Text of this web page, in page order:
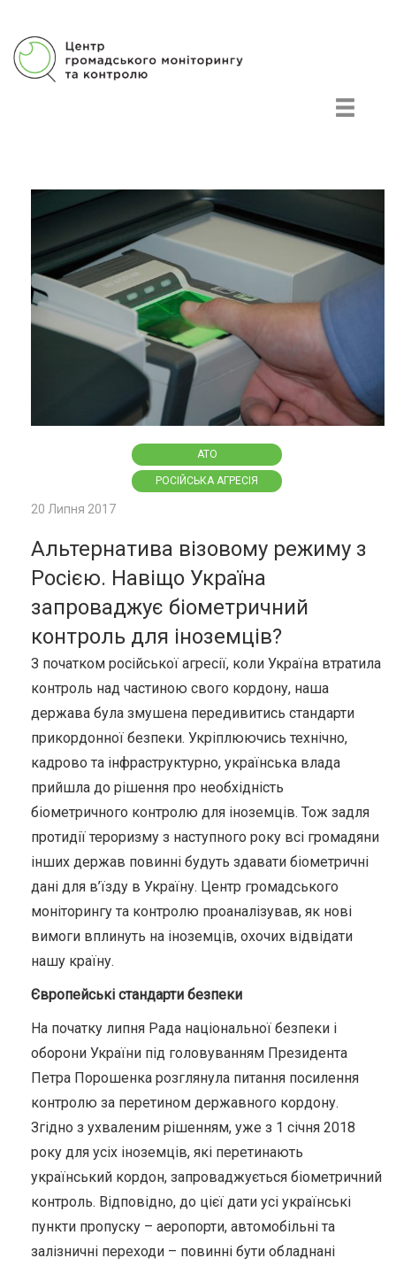
АТО
РОСІЙСЬКА АГРЕСІЯ
20 Липня 2017
Альтернатива візовому режиму з
Росією. Навіщо Україна
запроваджує біометричний
контроль для іноземців?
З початком російської агресії, коли Україна втратила
контроль над частиною свого кордону, наша
держава була змушена передивитись стандарти
прикордонної безпеки. Укріплюючись технічно,
кадрово та інфраструктурно, українська влада
прийшла до рішення про необхідність
біометричного контролю для іноземців. Тож задля
протидії тероризму з наступного року всі громадяни
інших держав повинні будуть здавати біометричні
дані для в’їзду в Україну. Центр громадського
моніторингу та контролю проаналізував, як нові
вимоги вплинуть на іноземців, охочих відвідати
нашу країну.
Європейські стандарти безпеки
На початку липня Рада національної безпеки і
оборони України під головуванням Президента
Петра Порошенка розглянула питання посилення
контролю за перетином державного кордону.
Згідно з ухваленим рішенням, уже з 1 січня 2018
року для усіх іноземців, які перетинають
український кордон, запроваджується біометричний
контроль. Відповідно, до цієї дати усі українські
пункти пропуску – аеропорти, автомобільні та
залізничні переходи – повинні бути обладнані